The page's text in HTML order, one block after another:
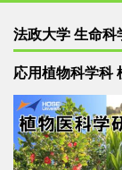
法政大学 生命科
応用植物科学科